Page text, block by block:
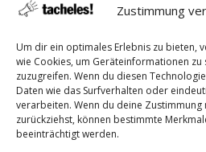
Zustimmung
Um dir ein optimales Erlebnis zu bieten,
wie Cookies, um Geräteinformationen
zuzugreifen. Wenn du diesen
Daten wie das Surfverhalten oder
verarbeiten. Wenn du deine
zurückziehst, können bestimmte
beeinträchtigt werden.
Privat
Presse